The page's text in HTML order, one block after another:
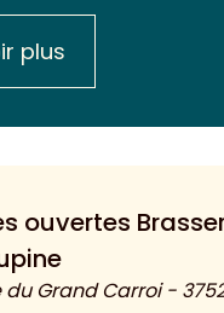
plus
ouvertes
du Grand Carroi -